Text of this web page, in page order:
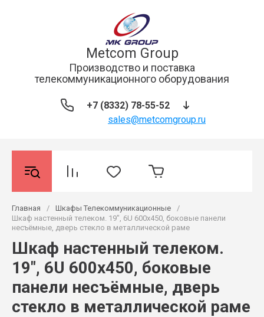
Metcom Group
Производство и поставка
телекоммуникационного оборудования
+7 (8332) 78-55-52
sales@metcomgroup.ru
Главная / Шкафы Телекоммуникационные
/
Шкаф настенный телеком. 19", 6U 600x450, боковые панели
несъёмные, дверь стекло в металлической раме
Шкаф настенный телеком.
19", 6U 600x450, боковые
панели несъёмные, дверь
стекло в металлической раме